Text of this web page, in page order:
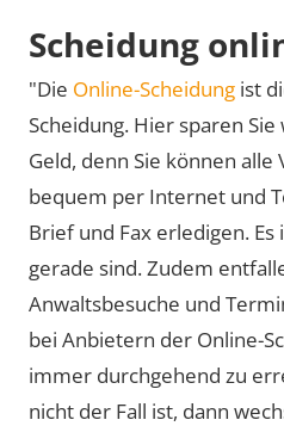
Scheidung
"Die Online-Scheidung ist
Scheidung. Hier sparen
Geld, denn Sie können
bequem per Internet und
Brief und Fax erledigen. Es
gerade sind. Zudem
Anwaltsbesuche und
bei Anbietern der Online-
immer durchgehend zu
nicht der Fall ist, dann